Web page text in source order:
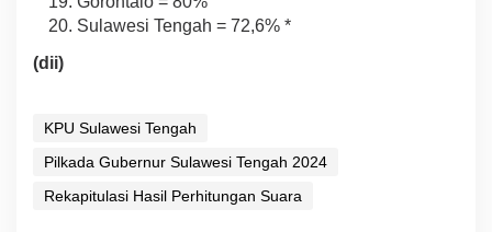
Sulawesi Tengah = 72,6% *
(dii)
KPU Sulawesi Tengah
Pilkada Gubernur Sulawesi Tengah 2024
Rekapitulasi Hasil Perhitungan Suara